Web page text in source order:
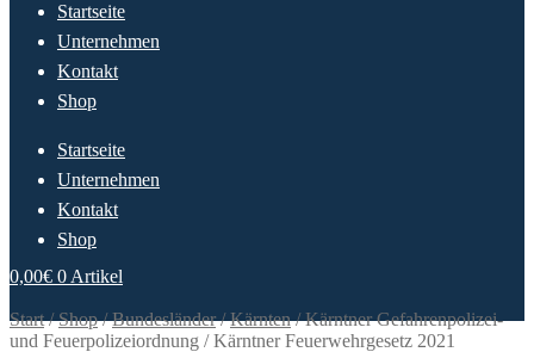
Startseite
Unternehmen
Kontakt
Shop
Startseite
Unternehmen
Kontakt
Shop
0,00€ 0 Artikel
Start/Shop/Bundesländer/Kärnten/Kärntner Gefahrenpolizei-
und Feuerpolizeiordnung / Kärntner Feuerwehrgesetz 2021